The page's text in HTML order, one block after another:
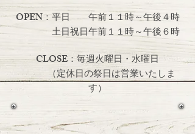
OPEN：平日 午前１１時～午後４時
土日祝日午前１１時～午後６時
CLOSE：毎週火曜日・水曜日
（定休日の祭日は営業いたしま
す）